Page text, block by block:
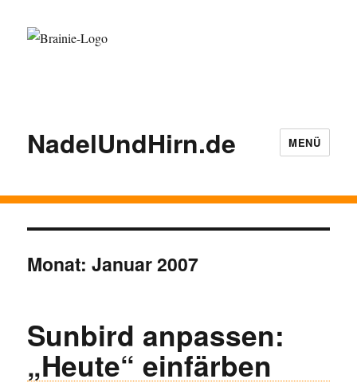
NadelUndHirn.de MENÜ
Monat:Januar 2007
Sunbird anpassen:
„Heute“ einfärben